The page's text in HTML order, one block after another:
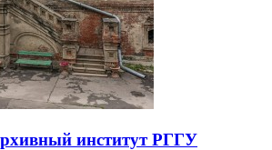
институт РГГУ